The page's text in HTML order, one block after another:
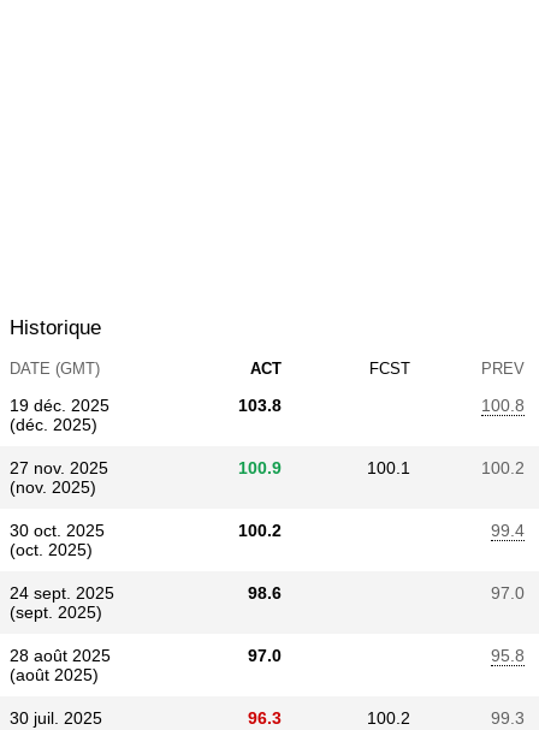
Historique
DATE (GMT) ACT FCST PREV
19 déc. 2025
(déc. 2025)
103.8 100.8
27 nov. 2025
(nov. 2025)
100.9 100.1 100.2
30 oct. 2025
(oct. 2025)
100.2 99.4
24 sept. 2025
(sept. 2025)
98.6 97.0
28 août 2025
(août 2025)
97.0 95.8
30 juil. 2025
96.3 100.2 99.3